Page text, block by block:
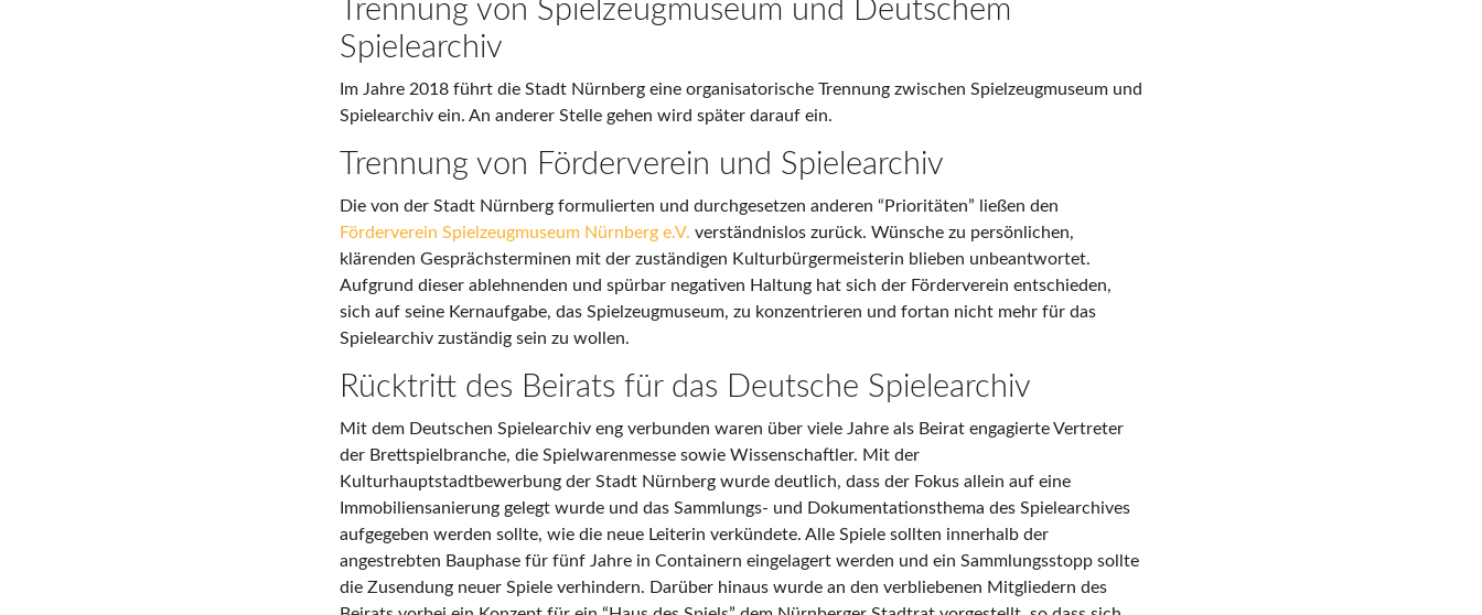
Trennung von Spielzeugmuseum und Deutschem
Spielearchiv
Im Jahre 2018 führt die Stadt Nürnberg eine organisatorische Trennung zwischen Spielzeugmuseum und
Spielearchiv ein. An anderer Stelle gehen wird später darauf ein.
Trennung von Förderverein und Spielearchiv
Die von der Stadt Nürnberg formulierten und durchgesetzen anderen “Prioritäten” ließen den
Förderverein Spielzeugmuseum Nürnberg e.V. verständnislos zurück. Wünsche zu persönlichen,
klärenden Gesprächsterminen mit der zuständigen Kulturbürgermeisterin blieben unbeantwortet.
Aufgrund dieser ablehnenden und spürbar negativen Haltung hat sich der Förderverein entschieden,
sich auf seine Kernaufgabe, das Spielzeugmuseum, zu konzentrieren und fortan nicht mehr für das
Spielearchiv zuständig sein zu wollen.
Rücktritt des Beirats für das Deutsche Spielearchiv
Mit dem Deutschen Spielearchiv eng verbunden waren über viele Jahre als Beirat engagierte Vertreter
der Brettspielbranche, die Spielwarenmesse sowie Wissenschaftler. Mit der
Kulturhauptstadtbewerbung der Stadt Nürnberg wurde deutlich, dass der Fokus allein auf eine
Immobiliensanierung gelegt wurde und das Sammlungs- und Dokumentationsthema des Spielearchives
aufgegeben werden sollte, wie die neue Leiterin verkündete. Alle Spiele sollten innerhalb der
angestrebten Bauphase für fünf Jahre in Containern eingelagert werden und ein Sammlungsstopp sollte
die Zusendung neuer Spiele verhindern. Darüber hinaus wurde an den verbliebenen Mitgliedern des